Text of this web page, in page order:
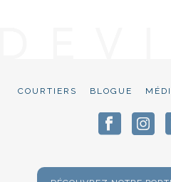
COURTIERS BLOGUE